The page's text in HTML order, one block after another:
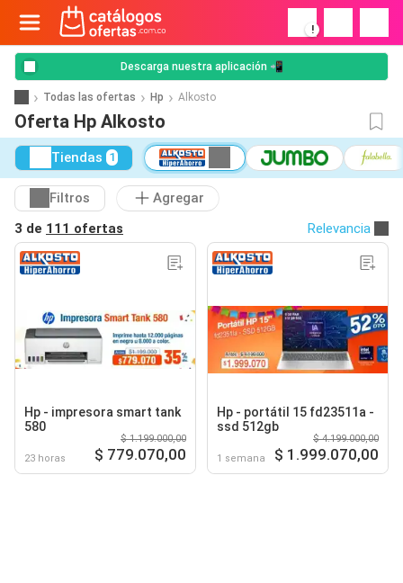
!
Descarga nuestra aplicación 📲
Todas las ofertas Hp Alkosto
Oferta Hp Alkosto
Tiendas 1
Filtros
Agregar
3 de 111 ofertas Relevancia
Hp - impresora smart tank
580
23 horas
$ 1.199.000,00
$ 779.070,00
Hp - portátil 15 fd23511a -
ssd 512gb
1 semana
$ 4.199.000,00
$ 1.999.070,00